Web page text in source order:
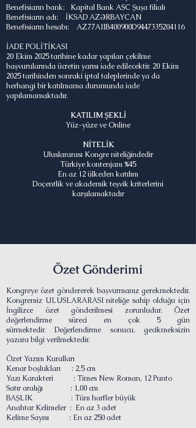
Benefisiarın bank: Kapital Bank ASC Şuşa filialı
Benefisiarın adı: İKSAD AZƏRBAYCAN
Benefisiarın hesabı: AZ77AIIB400900D9447335204116
İADE POLİTİKASI
20 Ekim 2025 tarihine kadar yapılan çekilme
başvurularında ücretin yarısı iade edilecektir. 20 Ekim
2025 tarihinden sonraki iptal taleplerinde ya da
herhangi bir katılmama durumunda iade
yapılamamaktadır.
KATILIM ŞEKLİ
Yüz-yüze ve Online
NİTELİK
Uluslararası Kongre niteliğindedir
Türkiye kontenjanı %45
En az 12 ülkeden katılım
Doçentlik ve akademik teşvik kriterlerini
karşılamaktadır
Özet Gönderimi
Kongreye özet göndererek başvurmanız gerekmektedir.
Kongremiz ULUSLARARASI niteliğe sahip olduğu için
İngilizce özet gönderilmesi zorunludur. Özet
değerlendirme süreci en çok 5 gün
sürmektedir.Değerlendirme sonucu, gecikmeksizin
yazara bilgi verilmektedir.
Özet Yazım Kuralları
Kenar boşlukları : 2,5 cm
Yazı Karakteri : Times New Roman, 12 Punto
Satır aralığı : 1,00 cm
BAŞLIK : Tüm harfler büyük
Anahtar Kelimeler : En az 3 adet
Kelime Sayısı : En az 250 adet